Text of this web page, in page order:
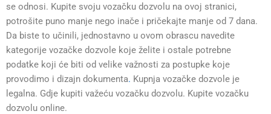
se odnosi. Kupite svoju vozačku dozvolu na ovoj stranici,
potrošite puno manje nego inače i pričekajte manje od 7 dana.
Da biste to učinili, jednostavno u ovom obrascu navedite
kategorije vozačke dozvole koje želite i ostale potrebne
podatke koji će biti od velike važnosti za postupke koje
provodimo i dizajn dokumenta. Kupnja vozačke dozvole je
legalna. Gdje kupiti važeću vozačku dozvolu. Kupite vozačku
dozvolu online.